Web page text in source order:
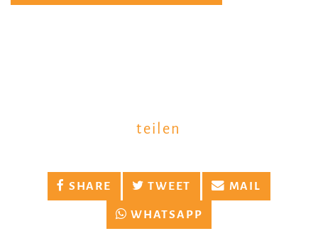
teilen
SHARE TWEET MAIL
WHATSAPP